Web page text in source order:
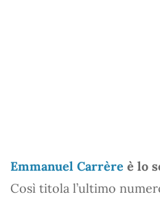
Emmanuel Carrère è lo
Così titola l’ultimo